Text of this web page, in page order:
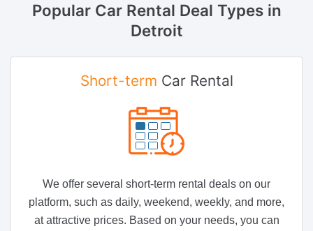
Popular Car Rental Deal Types in
Detroit
Short-term Car Rental
We offer several short-term rental deals on our
platform, such as daily, weekend, weekly, and more,
at attractive prices. Based on your needs, you can